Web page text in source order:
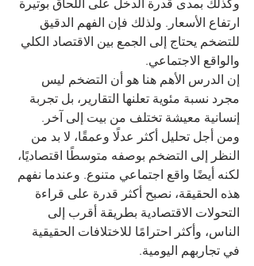
وكذلك بمدى قدرة الدخل على اللحاق بوتيرة
ارتفاع الأسعار. ولذلك فإن الفهم الدقيق
للتضخم يحتاج إلى الجمع بين الاقتصاد الكلي
والواقع الاجتماعي.
إن الدرس الأهم هنا هو أن التضخم ليس
مجرد نسبة مئوية تعلنها التقارير، بل تجربة
إنسانية معيشة تختلف من بيت إلى آخر.
ومن أجل تحليل أكثر عدلًا وعمقًا، لا بد من
النظر إلى التضخم بوصفه متوسطًا اقتصاديًا،
لكنه أيضًا واقع اجتماعي متنوع. وعندما نفهم
هذه الحقيقة، نصبح أكثر قدرة على قراءة
التحولات الاقتصادية بطريقة أقرب إلى
الناس، وأكثر احترامًا للاختلافات الحقيقية
في تجاربهم اليومية.